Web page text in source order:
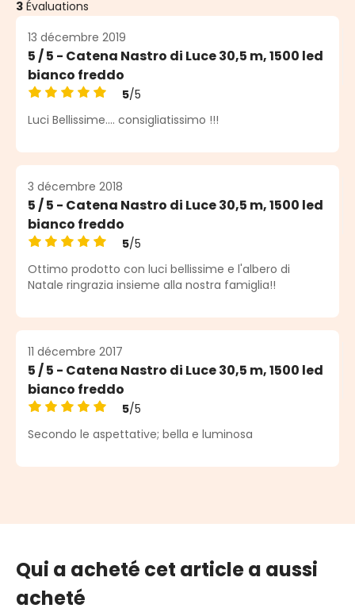
3 Évaluations
13 décembre 2019
5 / 5 - Catena Nastro di Luce 30,5 m, 1500 led
bianco freddo
Note moyenne de 5 sur 5 étoiles
5/5
Luci Bellissime.... consigliatissimo !!!
3 décembre 2018
5 / 5 - Catena Nastro di Luce 30,5 m, 1500 led
bianco freddo
Note moyenne de 5 sur 5 étoiles
5/5
Ottimo prodotto con luci bellissime e l'albero di
Natale ringrazia insieme alla nostra famiglia!!
11 décembre 2017
5 / 5 - Catena Nastro di Luce 30,5 m, 1500 led
bianco freddo
Note moyenne de 5 sur 5 étoiles
5/5
Secondo le aspettative; bella e luminosa
Qui a acheté cet article a aussi
acheté